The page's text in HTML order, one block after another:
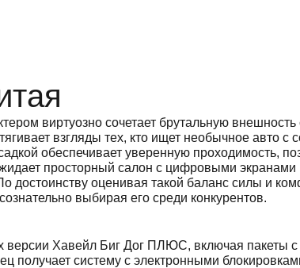
виртуозно сочетает брутальную внешность
взгляды тех, кто ищет необычное авто с
обеспечивает уверенную проходимость,
просторный салон с цифровыми
оценивая такой баланс силы и
выбирая его среди конкурентов.
версии Хавейл Биг Дог ПЛЮС, включая
получает систему с электронными